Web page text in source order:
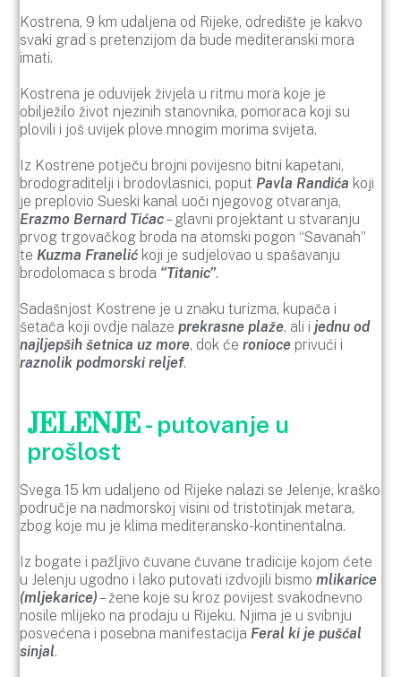
Kostrena, 9 km udaljena od Rijeke, odredište je kakvo
svaki grad s pretenzijom da bude mediteranski mora
imati.
Kostrena je oduvijek živjela u ritmu mora koje je
obilježilo život njezinih stanovnika, pomoraca koji su
plovili i još uvijek plove mnogim morima svijeta.
Iz Kostrene potječu brojni povijesno bitni kapetani,
brodograditelji i brodovlasnici, poput Pavla Randića koji
je preplovio Sueski kanal uoči njegovog otvaranja,
Erazmo Bernard Tićac– glavni projektant u stvaranju
prvog trgovačkog broda na atomski pogon “Savanah”
te Kuzma Franelić koji je sudjelovao u spašavanju
brodolomaca s broda “Titanic”.
Sadašnjost Kostrene je u znaku turizma, kupača i
šetača koji ovdje nalazeprekrasne plaže, ali ijednu od
najljepših šetnica uz more, dok ćeronioce privući i
raznolik podmorski reljef.
JELENJE- putovanje u
prošlost
Svega 15 km udaljeno od Rijeke nalazi se Jelenje, kraško
područje na nadmorskoj visini od tristotinjak metara,
zbog koje mu je klima mediteransko-kontinentalna.
Iz bogate i pažljivo čuvane čuvane tradicije kojom ćete
u Jelenju ugodno i lako putovati izdvojili bismomlikarice
(mljekarice) – žene koje su kroz povijest svakodnevno
nosile mlijeko na prodaju u Rijeku. Njima je u svibnju
posvećena i posebna manifestacija Feral ki je pušćal
sinjal.